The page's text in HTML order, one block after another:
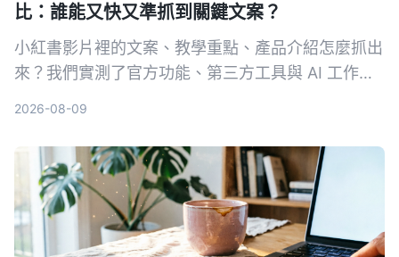
比：誰能又快又準抓到關鍵文案？
小紅書影片裡的文案、教學重點、產品介紹怎麼抓出
來？我們實測了官方功能、第三方工具與 AI 工作
2026-08-09